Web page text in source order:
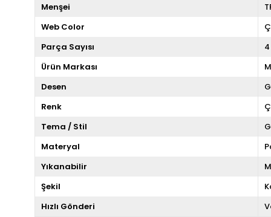
Menşei
Web Color
Parça Sayısı
4
Ürün Markası
Desen
Renk
Tema / Stil
Materyal
Yıkanabilir
Şekil
Hızlı Gönderi